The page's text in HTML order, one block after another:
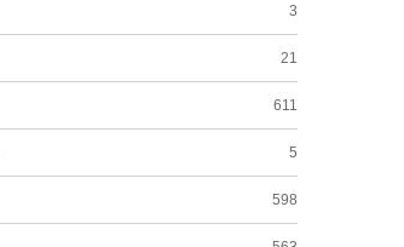
3
21
611
5
598